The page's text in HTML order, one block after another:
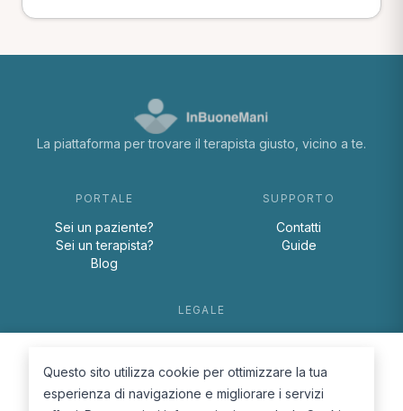
La piattaforma per trovare il terapista giusto, vicino a te.
PORTALE
Sei un paziente?
Sei un terapista?
Blog
SUPPORTO
Contatti
Guide
LEGALE
Cookie Policy
Questo sito utilizza cookie per ottimizzare la tua
esperienza di navigazione e migliorare i servizi